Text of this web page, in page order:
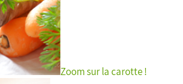
Zoom sur la carotte !